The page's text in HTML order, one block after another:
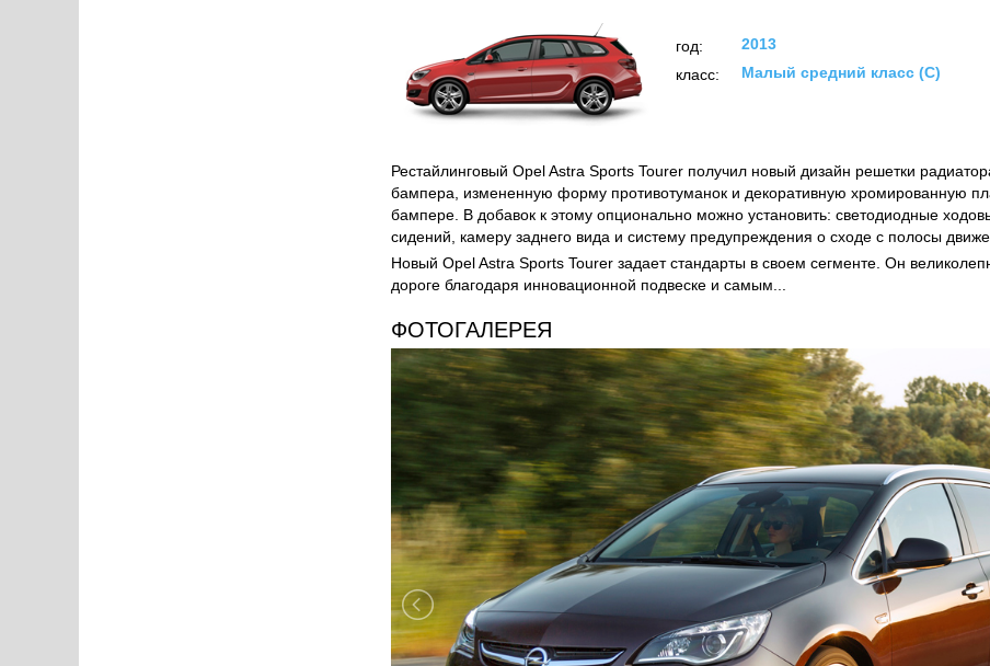
год:
2013
класс:
Малый средний класс (C)
Рестайлинговый Opel Astra Sports Tourer получил новый дизайн решетки
бампера, измененную форму противотуманок и декоративную хромированную
бампере. В добавок к этому опционально можно установить: светодиодные
сидений, камеру заднего вида и систему предупреждения о сходе с полосы
Новый Opel Astra Sports Tourer задает стандарты в своем сегменте. Он
дороге благодаря инновационной подвеске и самым...
ФОТОГАЛЕРЕЯ